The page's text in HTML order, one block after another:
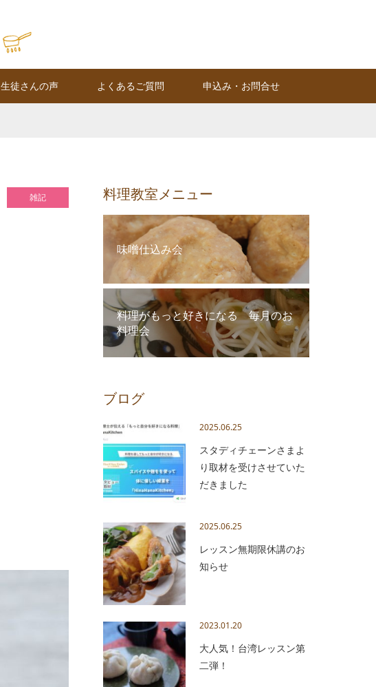
生徒さんの声 よくあるご質問 申込み・お問合せ
雑記 料理教室メニュー
味噌仕込み会
料理がもっと好きになる 毎月のお
料理会
ブログ
2025.06.25
スタディチェーンさまよ
り取材を受けさせていた
だきました
2025.06.25
レッスン無期限休講のお
知らせ
2023.01.20
大人気！台湾レッスン第
二弾！